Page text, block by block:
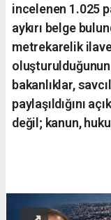
incelenen 1.025
aykırı belge
metrekarelik ilave
bakanlıklar,
paylaşıldığını
değil; kanun,